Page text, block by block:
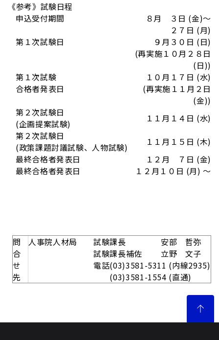
《参考》試験日程
申込受付期間
８月 ３日 (金)～
２７日 (月)
第１次試験日
９月３０日 (日)
(再実施１０月２８日
(日))
第１次試験
合格者発表日
１０月１７日 (水)
(再実施１１月２日
(金))
第２次試験日
(企画提案試験)
１１月１４日 (水)
第２次試験日
(政策課題討議試験、人物試験)
１１月１５日 (木)
最終合格者発表日
１２月 ７日 (金)
最終合格者発表日
１２月１０日 (月) ～
問
合
せ
先
人事院人材局 試験課長 安部 哲弥
試験課長補佐 立野 文子
電話(03)3581-5311 (内線2935)
(03)3581-1554 (直通)